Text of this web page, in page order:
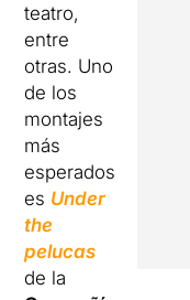
teatro,
entre
otras. Uno
de los
montajes
más
esperados
es Under
the
pelucas
de la